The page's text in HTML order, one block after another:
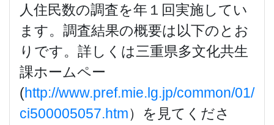
人住民数の調査を年１回実施してい
ます。調査結果の概要は以下のとお
りです。詳しくは三重県多文化共生
課ホームペー
(http://www.pref.mie.lg.jp/common/01/
ci500005057.htm）を見てくださ